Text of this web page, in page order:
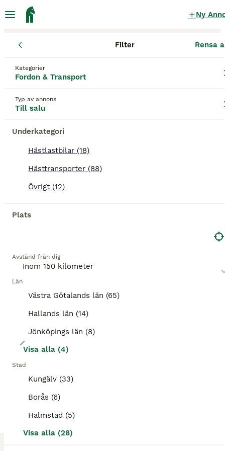
Ny
Filter Rensa
Kategorier
Fordon & Transport
Typ av annons
Till salu
Underkategori
Hästlastbilar (18)
Hästtransporter (88)
Övrigt (12)
Plats
Avstånd från dig
Län
Västra Götalands län (65)
Hallands län (14)
Jönköpings län (8)
Visa alla (4)
Stad
Kungälv (33)
Borås (6)
Halmstad (5)
Visa alla (28)
Hästtransporter till salu
Denna annons är inte längre tillgänglig.
Vi har omdirigerat dig till sökresultat med liknande
Thiel- Frontutlastning
Till saluBegagnad